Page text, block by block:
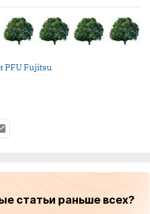
Fujitsu
статьи раньше всех?